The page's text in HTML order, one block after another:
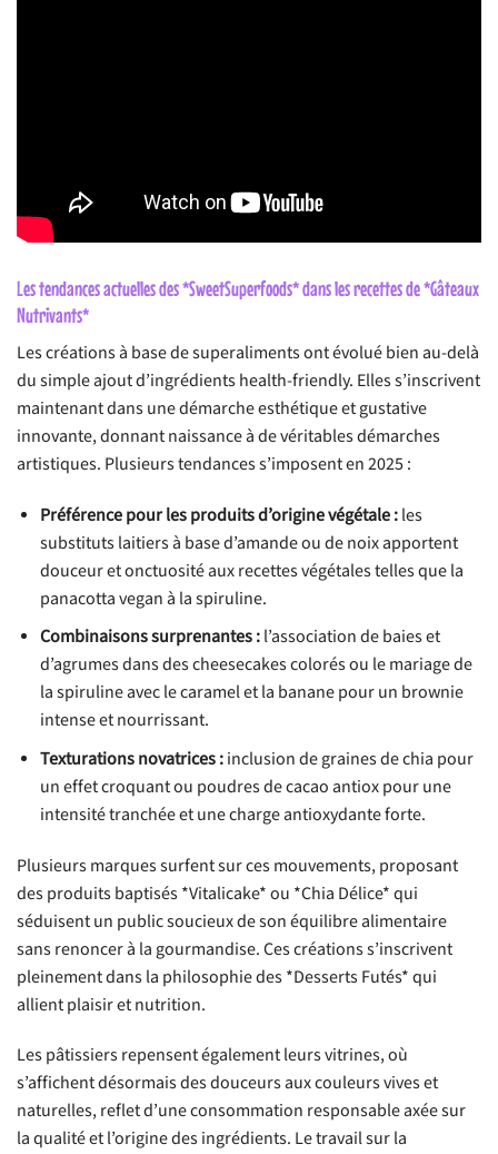
Les tendances actuelles des *SweetSuperfoods* dans les recettes de *Gâteaux
Nutrivants*
Les créations à base de superaliments ont évolué bien au-delà
du simple ajout d’ingrédients health-friendly. Elles s’inscrivent
maintenant dans une démarche esthétique et gustative
innovante, donnant naissance à de véritables démarches
artistiques. Plusieurs tendances s’imposent en 2025 :
Préférence pour les produits d’origine végétale :les
substituts laitiers à base d’amande ou de noix apportent
douceur et onctuosité aux recettes végétales telles que la
panacotta vegan à la spiruline.
Combinaisons surprenantes :l’association de baies et
d’agrumes dans des cheesecakes colorés ou le mariage de
la spiruline avec le caramel et la banane pour un brownie
intense et nourrissant.
Texturations novatrices :inclusion de graines de chia pour
un effet croquant ou poudres de cacao antiox pour une
intensité tranchée et une charge antioxydante forte.
Plusieurs marques surfent sur ces mouvements, proposant
des produits baptisés *Vitalicake* ou *Chia Délice* qui
séduisent un public soucieux de son équilibre alimentaire
sans renoncer à la gourmandise. Ces créations s’inscrivent
pleinement dans la philosophie des *Desserts Futés* qui
allient plaisir et nutrition.
Les pâtissiers repensent également leurs vitrines, où
s’affichent désormais des douceurs aux couleurs vives et
naturelles, reflet d’une consommation responsable axée sur
la qualité et l’origine des ingrédients. Le travail sur la